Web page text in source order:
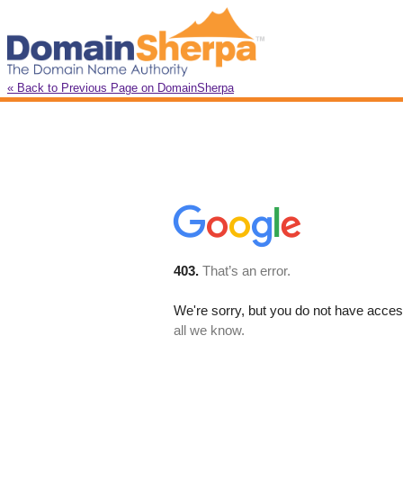
« Back to Previous Page on DomainSherpa